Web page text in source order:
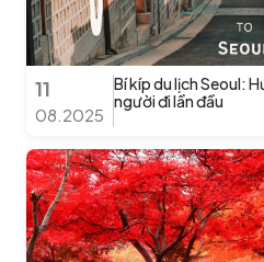
11
08.2025
Bí kíp du lịch Seoul:
người đi lần đầu